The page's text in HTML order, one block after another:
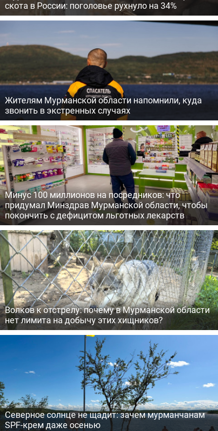
скота в России: поголовье рухнуло на 34%
Жителям Мурманской области напомнили, куда
звонить в экстренных случаях
Минус 100 миллионов на посредников: что
придумал Минздрав Мурманской области, чтобы
покончить с дефицитом льготных лекарств
Волков к отстрелу: почему в Мурманской области
нет лимита на добычу этих хищников?
Северное солнце не щадит: зачем мурманчанам
SPF-крем даже осенью